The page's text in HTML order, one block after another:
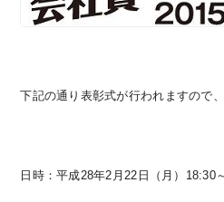
下記の通り表彰式が行われますので
日時：平成28年2月22日（月）18:30